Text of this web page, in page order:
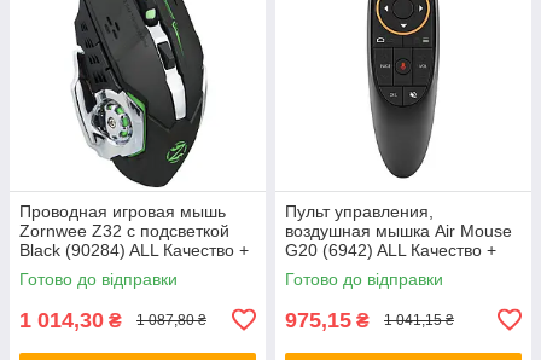
Проводная игровая мышь
Zornwee Z32 с подсветкой
Black (90284) ALL Качество +
1229
Готово до відправки
1 014,30 ₴ 1 087,80 ₴
Пульт управления,
воздушная мышка Air Mouse
G20 (6942) ALL Качество +
709
Готово до відправки
975,15 ₴ 1 041,15 ₴